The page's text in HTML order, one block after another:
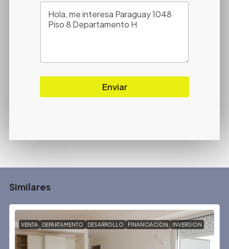
Enviar
Similares
VENTA DEPARTAMENTO DESARROLLO FINANCIACION INVERSION